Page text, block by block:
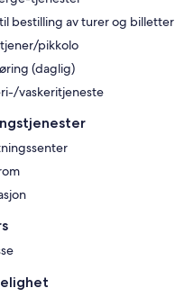
bestilling av turer og billetter
pikkolo
(daglig)
vaskeritjeneste